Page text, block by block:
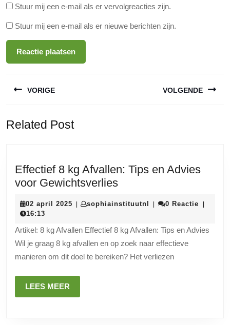
Stuur mij een e-mail als er vervolgreacties zijn.
Stuur mij een e-mail als er nieuwe berichten zijn.
VORIGE
bericht:
VOLGENDE
Related Post
Effectief 8 kg Afvallen: Tips en Advies
voor GewichtsverliesEffectief
kg
Tips
en
Advies
02 april 2025 02| sophiainstituutnl sophiainstituutnl
| 0 Reactie |
16:13
Artikel: 8 kg Afvallen Effectief 8 kg Afvallen: Tips en Advies
Wil je graag 8 kg afvallen en op zoek naar effectieve
manieren om dit doel te bereiken? Het verliezen
LEES MEER
MEER